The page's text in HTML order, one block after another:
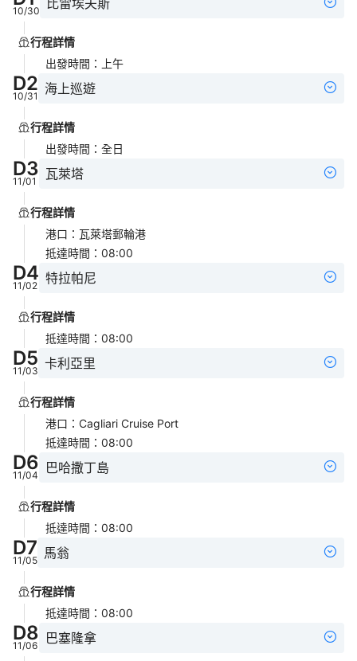
10/30 比雷埃夫斯
行程詳情
出發時間 ： 上午
D2
10/31 海上巡遊
行程詳情
出發時間 ： 全日
D3
11/01 瓦萊塔
行程詳情
港口 ： 瓦萊塔郵輪港
抵達時間 ： 08:00
D4
11/02 特拉帕尼
行程詳情
抵達時間 ： 08:00
D5
11/03 卡利亞里
行程詳情
港口 ： Cagliari Cruise Port
抵達時間 ： 08:00
D6
11/04 巴哈撒丁島
行程詳情
抵達時間 ： 08:00
D7
11/05 馬翁
行程詳情
抵達時間 ： 08:00
D8
11/06 巴塞隆拿